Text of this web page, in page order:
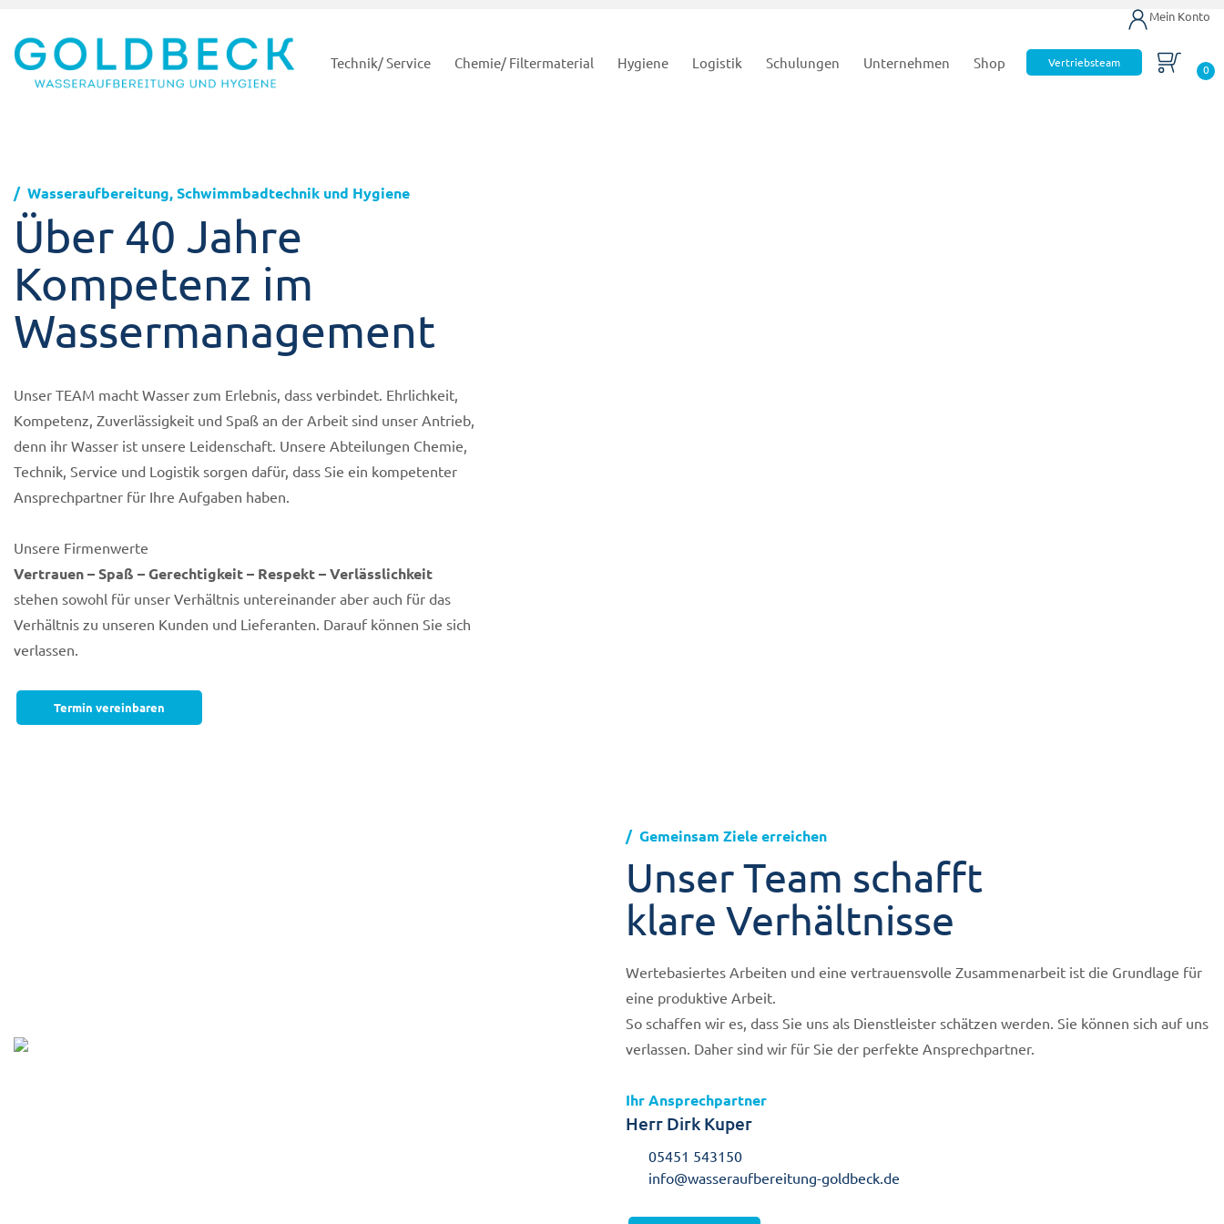
Mein Konto
Technik/ Service Chemie/ Filtermaterial Hygiene Logistik Schulungen Unternehmen Shop Vertriebsteam
0
Wasseraufbereitung, Schwimmbadtechnik und Hygiene
Über 40 Jahre
Kompetenz im
Wassermanagement
Unser TEAM macht Wasser zum Erlebnis, dass verbindet. Ehrlichkeit,
Kompetenz, Zuverlässigkeit und Spaß an der Arbeit sind unser Antrieb,
denn ihr Wasser ist unsere Leidenschaft. Unsere Abteilungen Chemie,
Technik, Service und Logistik sorgen dafür, dass Sie ein kompetenter
Ansprechpartner für Ihre Aufgaben haben.
Unsere Firmenwerte
Vertrauen – Spaß – Gerechtigkeit – Respekt – Verlässlichkeit
stehen sowohl für unser Verhältnis untereinander aber auch für das
Verhältnis zu unseren Kunden und Lieferanten. Darauf können Sie sich
verlassen.
Termin vereinbaren
Gemeinsam Ziele erreichen
Unser Team schafft
klare Verhältnisse
Wertebasiertes Arbeiten und eine vertrauensvolle Zusammenarbeit ist die Grundlage für
eine produktive Arbeit.
So schaffen wir es, dass Sie uns als Dienstleister schätzen werden. Sie können sich auf uns
verlassen. Daher sind wir für Sie der perfekte Ansprechpartner.
Ihr Ansprechpartner
Herr Dirk Kuper
05451 543150
info@wasseraufbereitung-goldbeck.de